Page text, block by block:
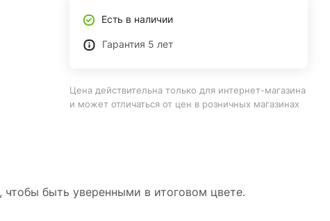
Есть в наличии
Гарантия 5 лет
Цена действительна только для интернет-магазина
и может отличаться от цен в розничных магазинах
чтобы быть уверенными в итоговом цвете.